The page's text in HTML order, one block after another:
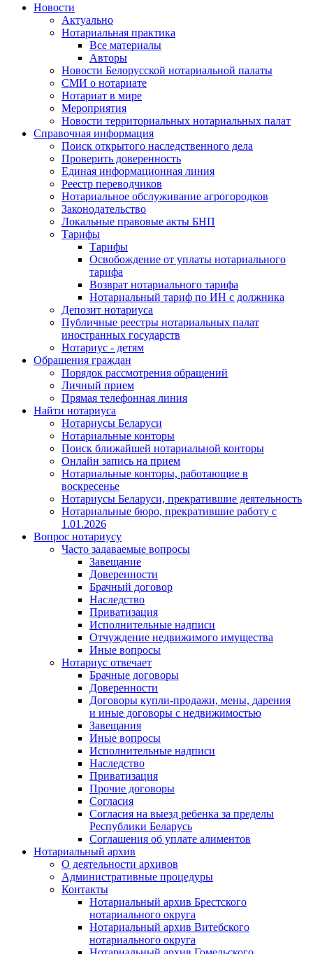
Новости
Актуально
Нотариальная практика
Все материалы
Авторы
Новости Белорусской нотариальной палаты
СМИ о нотариате
Нотариат в мире
Мероприятия
Новости территориальных нотариальных палат
Справочная информация
Поиск открытого наследственного дела
Проверить доверенность
Единая информационная линия
Реестр переводчиков
Нотариальное обслуживание агрогородков
Законодательство
Локальные правовые акты БНП
Тарифы
Тарифы
Освобождение от уплаты нотариального
тарифа
Возврат нотариального тарифа
Нотариальный тариф по ИН с должника
Депозит нотариуса
Публичные реестры нотариальных палат
иностранных государств
Нотариус - детям
Обращения граждан
Порядок рассмотрения обращений
Личный прием
Прямая телефонная линия
Найти нотариуса
Нотариусы Беларуси
Нотариальные конторы
Поиск ближайшей нотариальной конторы
Онлайн запись на прием
Нотариальные конторы, работающие в
воскресенье
Нотариусы Беларуси, прекратившие деятельность
Нотариальные бюро, прекратившие работу с
1.01.2026
Вопрос нотариусу
Часто задаваемые вопросы
Завещание
Доверенности
Брачный договор
Наследство
Приватизация
Исполнительные надписи
Отчуждение недвижимого имущества
Иные вопросы
Нотариус отвечает
Брачные договоры
Доверенности
Договоры купли-продажи, мены, дарения
и иные договоры с недвижимостью
Завещания
Иные вопросы
Исполнительные надписи
Наследство
Приватизация
Прочие договоры
Согласия
Согласия на выезд ребенка за пределы
Республики Беларусь
Соглашения об уплате алиментов
Нотариальный архив
О деятельности архивов
Административные процедуры
Контакты
Нотариальный архив Брестского
нотариального округа
Нотариальный архив Витебского
нотариального округа